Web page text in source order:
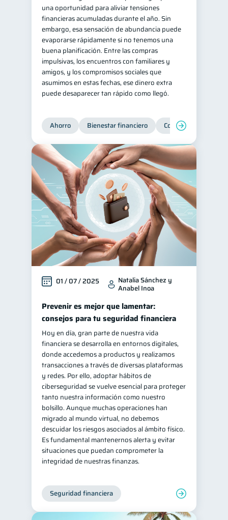
una oportunidad para aliviar tensiones
financieras acumuladas durante el año. Sin
embargo, esa sensación de abundancia puede
evaporarse rápidamente si no tenemos una
buena planificación. Entre las compras
impulsivas, los encuentros con familiares y
amigos, y los compromisos sociales que
asumimos en estas fechas, ese dinero extra
puede desaparecer tan rápido como llegó.
Ahorro Bienestar financiero Consejos
01 / 07 / 2025 Natalia Sánchez y
Anabel Inoa
Prevenir es mejor que lamentar:
consejos para tu seguridad financiera
Hoy en día, gran parte de nuestra vida
financiera se desarrolla en entornos digitales,
donde accedemos a productos y realizamos
transacciones a través de diversas plataformas
y redes. Por ello, adoptar hábitos de
ciberseguridad se vuelve esencial para proteger
tanto nuestra información como nuestro
bolsillo. Aunque muchas operaciones han
migrado al mundo virtual, no debemos
descuidar los riesgos asociados al ámbito físico.
Es fundamental mantenernos alerta y evitar
situaciones que puedan comprometer la
integridad de nuestras finanzas.
Seguridad financiera